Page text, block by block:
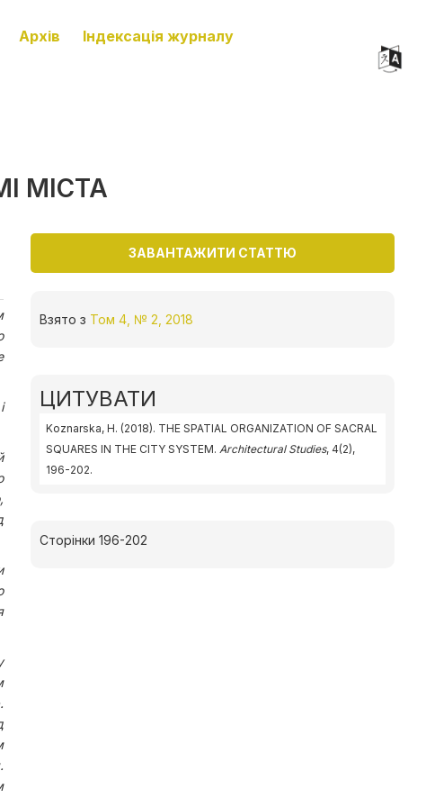
Архів Індексація журналу
МІСТА
ЗАВАНТАЖИТИ СТАТТЮ
Взято з Том 4, № 2, 2018
ЦИТУВАТИ
Koznarska, H. (2018). THE SPATIAL ORGANIZATION OF SACRAL
SQUARES IN THE CITY SYSTEM.Architectural Studies, 4(2),
196-202.
Сторінки 196-202